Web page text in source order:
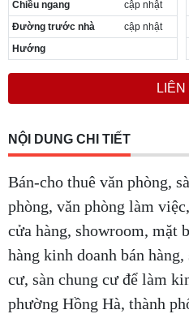
Cần thuê MBKD tại Phường
Cần thuê MBKD tại Phường
Cần thuê MBKD tại Phường
Cần thuê MBKD tại Phường
Cần thuê MBKD tại Phường
Cần thuê MBKD tại Phường
Cần thuê MBKD tại Phường
Cần thuê MBKD tại Phường
Chiều ngang
cập nhật
Đường trước nhà
cập nhật
Hướng
LIÊN
NỘI DUNG CHI TIẾT
Bán-cho thuê văn phòng,
phòng, văn phòng làm
cửa hàng, showroom, mặt
hàng kinh doanh bán
cư, sàn chung cư để làm
phường Hồng Hà, thành